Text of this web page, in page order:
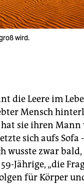
wird.
die Leere im
Mensch
sie ihren Mann
sich aufs Sofa
wusste zwar bald,
Jährige, „die
für Körper